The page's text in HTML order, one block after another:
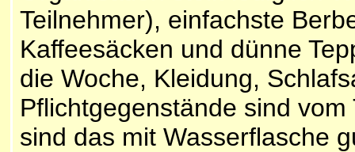
Teilnehmer), einfachste
Kaffeesäcken und dünne
die Woche, Kleidung,
Pflichtgegenstände sind
sind das mit Wasserflasche